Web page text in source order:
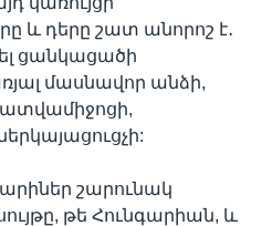
և դերը շատ անորոշ է․
ցանկացածի
մասնավոր անձի,
շարունակ
թե Հունգարիան, և